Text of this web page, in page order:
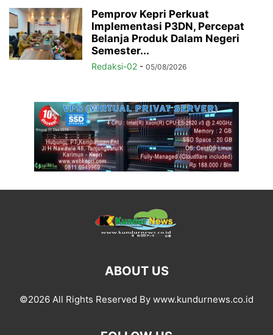
Pemprov Kepri Perkuat
Implementasi P3DN, Percepat
Belanja Produk Dalam Negeri
Semester...
Redaksi-02 - 05/08/2026
ABOUT US
©2026 All Rights Reserved By www.kundurnews.co.id